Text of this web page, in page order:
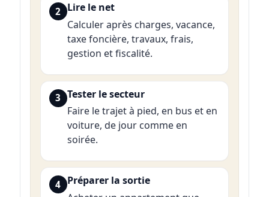
2 Lire le net
Calculer après charges, vacance,
taxe foncière, travaux, frais,
gestion et fiscalité.
3 Tester le secteur
Faire le trajet à pied, en bus et en
voiture, de jour comme en
soirée.
4 Préparer la sortie